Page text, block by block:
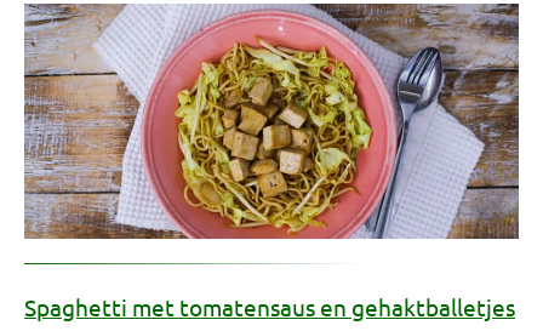
Spaghetti met tomatensaus en gehaktballetjes